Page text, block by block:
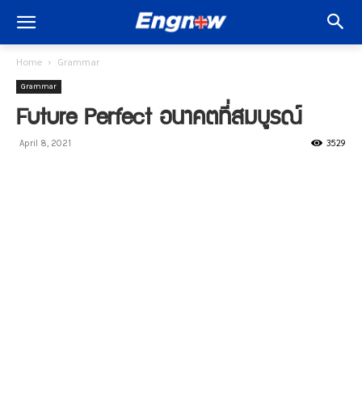
Home Grammar
Grammar
Future Perfect อนาคตที่สมบูรณ์
April 8, 2021 3529